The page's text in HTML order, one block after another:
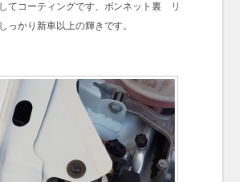
てコーティングです、ボンネット裏 リ
っかり新車以上の輝きです。